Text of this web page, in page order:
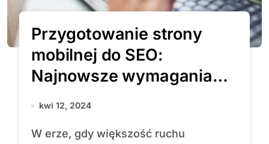
Przygotowanie strony
mobilnej do SEO:
Najnowsze wymagania
Google i jak je spełnić
kwi 12, 2024
W erze, gdy większość ruchu